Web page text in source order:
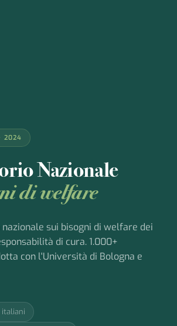
2024
Nazionale
di welfare
sui bisogni di welfare dei
di cura. 1.000+
con l'Università di Bologna e